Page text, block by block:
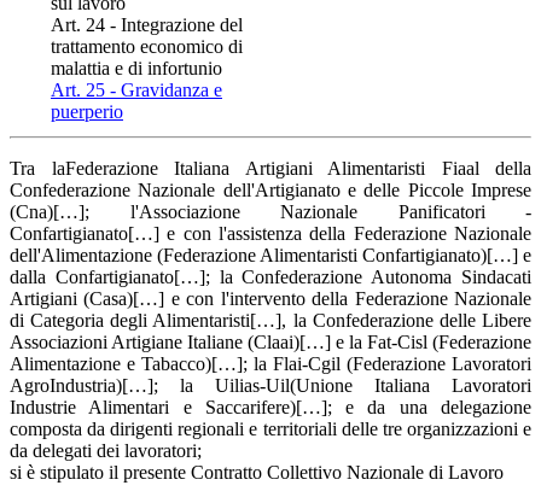
Art. 24 - Integrazione del
trattamento economico di
malattia e di infortunio
Art. 25 - Gravidanza e
puerperio
Tra laFederazione Italiana Artigiani Alimentaristi Fiaal della
Confederazione Nazionale dell'Artigianato e delle Piccole Imprese
(Cna)[…]; l'Associazione Nazionale Panificatori -
Confartigianato[…] e con l'assistenza della Federazione Nazionale
dell'Alimentazione (Federazione Alimentaristi Confartigianato)[…] e
dalla Confartigianato[…]; la Confederazione Autonoma Sindacati
Artigiani (Casa)[…] e con l'intervento della Federazione Nazionale
di Categoria degli Alimentaristi[…], la Confederazione delle Libere
Associazioni Artigiane Italiane (Claai)[…] e la Fat-Cisl (Federazione
Alimentazione e Tabacco)[…]; la Flai-Cgil (Federazione Lavoratori
AgroIndustria)[…]; la Uilias-Uil(Unione Italiana Lavoratori
Industrie Alimentari e Saccarifere)[…]; e da una delegazione
composta da dirigenti regionali e territoriali delle tre organizzazioni e
da delegati dei lavoratori;
si è stipulato il presente Contratto Collettivo Nazionale di Lavoro